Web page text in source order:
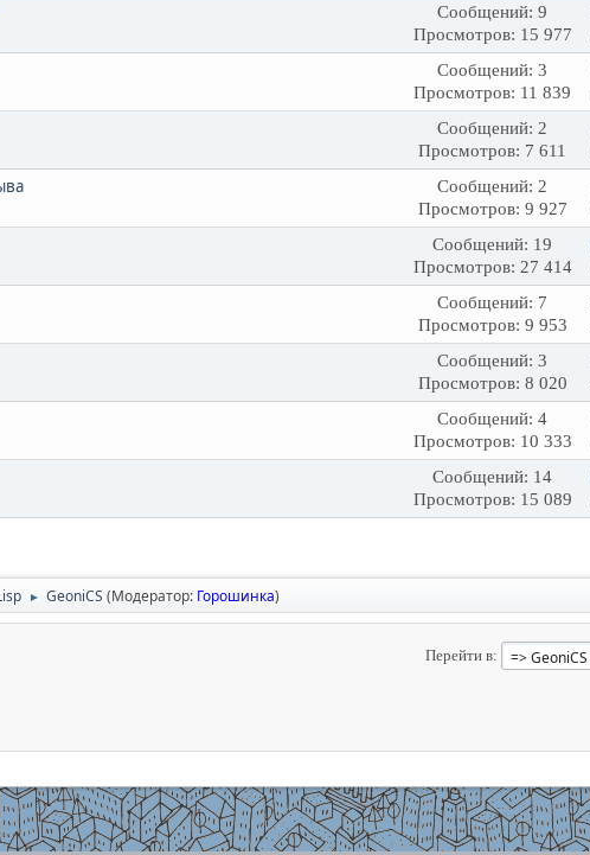
Сообщений: 9
Просмотров: 15 977
Сообщений: 3
Просмотров: 11 839
Сообщений: 2
Просмотров: 7 611
Сообщений: 2
Просмотров: 9 927
Сообщений: 19
Просмотров: 27 414
Сообщений: 7
Просмотров: 9 953
Сообщений: 3
Просмотров: 8 020
Сообщений: 4
Просмотров: 10 333
Сообщений: 14
Просмотров: 15 089
► GeoniCS (Модератор: Горошинка)
Перейти в